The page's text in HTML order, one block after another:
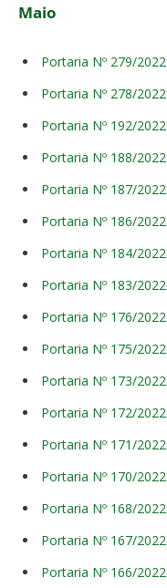
Maio
Portaria Nº 279/2022
Portaria Nº 278/2022
Portaria Nº 192/2022
Portaria Nº 188/2022
Portaria Nº 187/2022
Portaria Nº 186/2022
Portaria Nº 184/2022
Portaria Nº 183/2022
Portaria Nº 176/2022
Portaria Nº 175/2022
Portaria Nº 173/2022
Portaria Nº 172/2022
Portaria Nº 171/2022
Portaria Nº 170/2022
Portaria Nº 168/2022
Portaria Nº 167/2022
Portaria Nº 166/2022